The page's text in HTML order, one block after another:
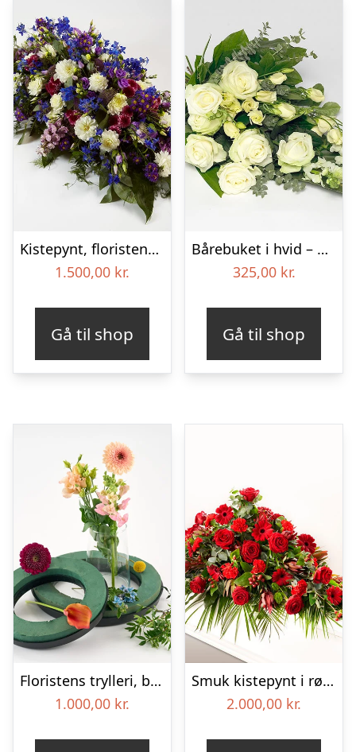
Kistepynt, floristens valg – Blomster til begravelse
1.500,00 kr.
Gå til shop
Bårebuket i hvid – Blomster til begravelse
325,00 kr.
Gå til shop
Floristens trylleri, begravelseskrans – Blomster til begravelse
1.000,00 kr.
Smuk kistepynt i røde farver – Blomster til begravelse
2.000,00 kr.